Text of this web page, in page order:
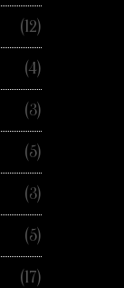
(12)
(4)
(3)
(5)
(3)
(5)
(17)